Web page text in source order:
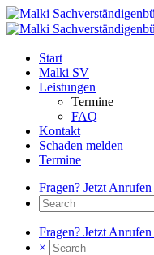
Start
Malki SV
Leistungen
Termine
FAQ
Kontakt
Schaden melden
Termine
Fragen? Jetzt Anrufen
Fragen? Jetzt Anrufen
×